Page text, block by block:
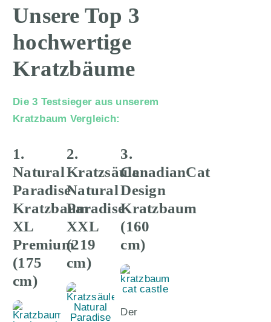
Unsere Top 3
hochwertige
Kratzbäume
Die 3 Testsieger aus unserem
Kratzbaum Vergleich:
1.
Natural
Paradise
Kratzbaum
XL
Premium
(175
cm)
2.
Kratzsäule
Natural
Paradise
XXL
(219
cm)
3.
CanadianCat
Design
Kratzbaum
(160
cm)
Der